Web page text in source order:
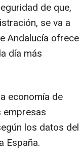
de que,
se va a
Andalucía ofrece
día más
economía de
empresas
los datos del
España.